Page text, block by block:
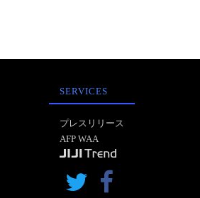
SERVICES
プレスリリース
AFP WAA